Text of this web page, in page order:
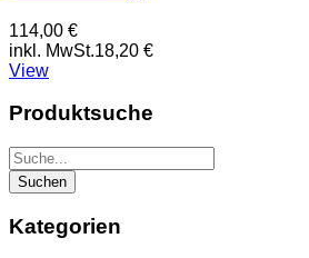
114,00 €
inkl. MwSt.18,20 €
View
Produktsuche
Kategorien